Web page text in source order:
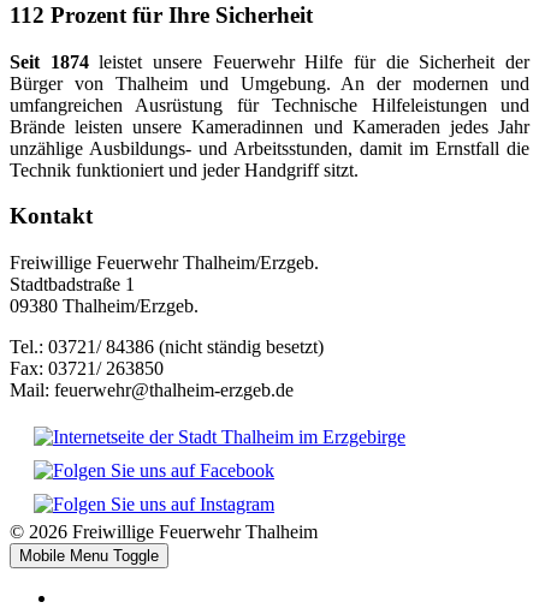
112 Prozent für Ihre Sicherheit
Seit 1874leistet unsere Feuerwehr Hilfe für die Sicherheit der
Bürger von Thalheim und Umgebung. An der modernen und
umfangreichen Ausrüstung für Technische Hilfeleistungen und
Brände leisten unsere Kameradinnen und Kameraden jedes Jahr
unzählige Ausbildungs- und Arbeitsstunden, damit im Ernstfall die
Technik funktioniert und jeder Handgriff sitzt.
Kontakt
Freiwillige Feuerwehr Thalheim/Erzgeb.
Stadtbadstraße 1
09380 Thalheim/Erzgeb.
Tel.: 03721/ 84386 (nicht ständig besetzt)
Fax: 03721/ 263850
Mail: feuerwehr@thalheim-erzgeb.de
© 2026 Freiwillige Feuerwehr Thalheim
Mobile Menu Toggle